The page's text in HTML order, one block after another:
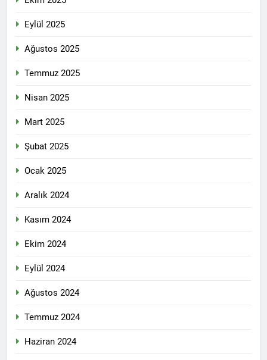
Eylül 2025
Ağustos 2025
Temmuz 2025
Nisan 2025
Mart 2025
Şubat 2025
Ocak 2025
Aralık 2024
Kasım 2024
Ekim 2024
Eylül 2024
Ağustos 2024
Temmuz 2024
Haziran 2024